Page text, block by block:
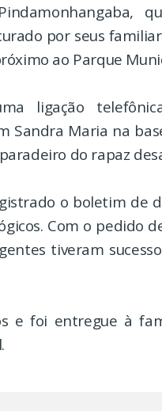
por seus
ao Parque
ligação
Sandra Maria na
do rapaz
o boletim de
Com o pedido
tiveram
e foi entregue à